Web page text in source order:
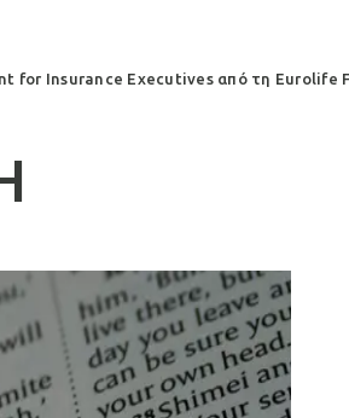
for Insurance Executives από τη Eurolife